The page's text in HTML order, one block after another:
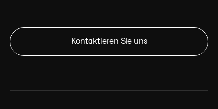
Kontaktieren Sie uns